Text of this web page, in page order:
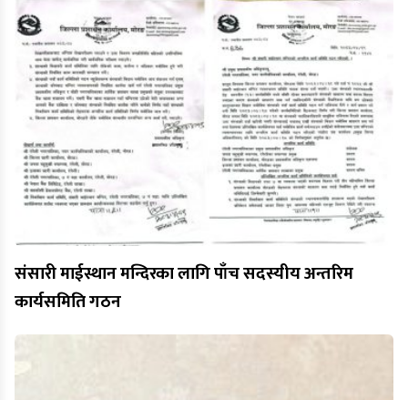
संसारी माईस्थान मन्दिरका लागि पाँच सदस्यीय अन्तरिम
कार्यसमिति गठन